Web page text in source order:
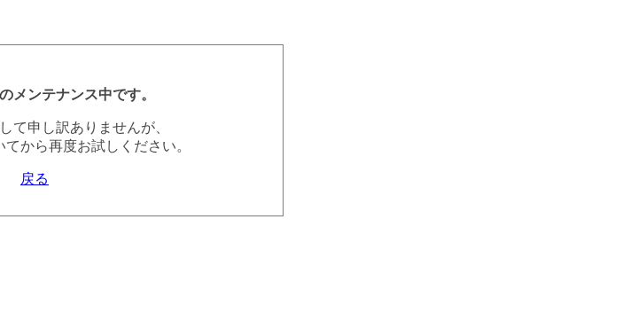
メンテナンス中です。
て申し訳ありませんが、
から再度お試しください。
戻る